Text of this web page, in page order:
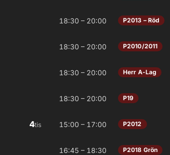
18:30 – 20:00 P2013 – Röd
18:30 – 20:00 P2010/2011
18:30 – 20:00 Herr A-Lag
18:30 – 20:00 P19
4tis 15:00 – 17:00 P2012
16:45 – 18:30 P2018 Grön